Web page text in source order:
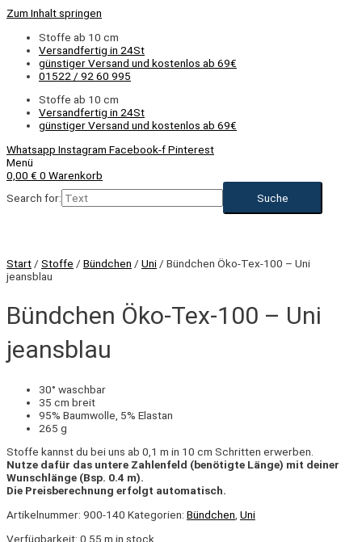
Zum Inhalt springen
Stoffe ab 10 cm
Versandfertig in 24St
günstiger Versand und kostenlos ab 69€
01522 / 92 60 995
Stoffe ab 10 cm
Versandfertig in 24St
günstiger Versand und kostenlos ab 69€
Whatsapp Instagram Facebook-fPinterest
Menü
0,00 € 0 Warenkorb
Search for:
Start / Stoffe / Bündchen / Uni / Bündchen Öko-Tex-100 – Uni
jeansblau
Bündchen Öko-Tex-100 – Uni
jeansblau
30° waschbar
35 cm breit
95% Baumwolle, 5% Elastan
265 g
Stoffe kannst du bei uns ab 0,1 m in 10 cm Schritten erwerben.
Nutze dafür das untere Zahlenfeld (benötigte Länge) mit deiner
Wunschlänge (Bsp. 0.4 m).
Die Preisberechnung erfolgt automatisch.
Artikelnummer: 900-140 Kategorien: Bündchen Uni
Verfügbarkeit: 0,55 m in stock